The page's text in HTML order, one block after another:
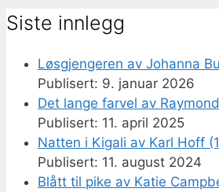
Siste innlegg
Løsgjengeren av Johanna
9. januar 2026
Det lange farvel av
11. april 2025
Natten i Kigali av Karl Hoff
11. august 2024
Blått til pike av Katie